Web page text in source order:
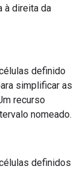
à direita da
definido
simplificar as
recurso
nomeado.
definidos